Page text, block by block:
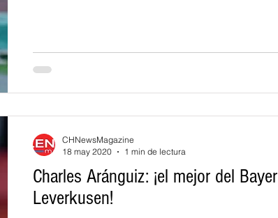
Charles Aránguiz: ¡el mejor del Bayer
Leverkusen!
CHNewsMagazine
18 may 2020
1 min de lectura